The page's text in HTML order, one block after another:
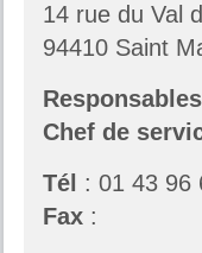
14 rue du Val
94410 Saint
Responsables
Chef de
Tél : 01 43 96
Fax :